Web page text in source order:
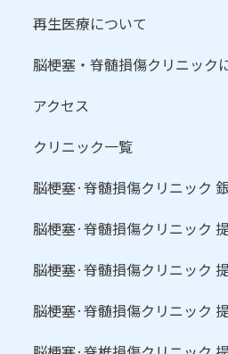
再生医療について
脳梗塞・脊髄損傷クリニック
アクセス
クリニック一覧
脳梗塞·脊髄損傷クリニック
脳梗塞·脊髄損傷クリニック
脳梗塞·脊髄損傷クリニック
脳梗塞·脊髄損傷クリニック